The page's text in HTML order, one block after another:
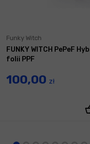
Funky Witch
FUNKY WITCH PePeF
folii PPF
100,00 zł